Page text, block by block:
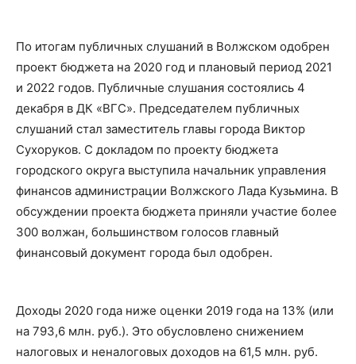
По итогам публичных слушаний в Волжском одобрен
проект бюджета на 2020 год и плановый период 2021
и 2022 годов. Публичные слушания состоялись 4
декабря в ДК «ВГС». Председателем публичных
слушаний стал заместитель главы города Виктор
Сухоруков. С докладом по проекту бюджета
городского округа выступила начальник управления
финансов администрации Волжского Лада Кузьмина. В
обсуждении проекта бюджета приняли участие более
300 волжан, большинством голосов главный
финансовый документ города был одобрен.
Доходы 2020 года ниже оценки 2019 года на 13% (или
на 793,6 млн. руб.). Это обусловлено снижением
налоговых и неналоговых доходов на 61,5 млн. руб.